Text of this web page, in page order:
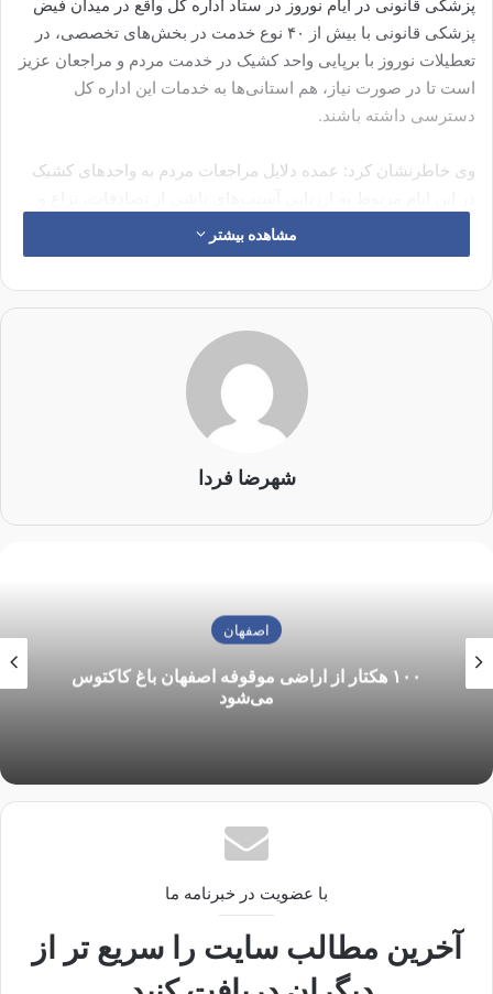
پزشکی قانونی در ایام نوروز در ستاد اداره کل واقع در میدان فیض
پزشکی قانونی با بیش از ۴۰ نوع خدمت در بخش‌های تخصصی، در
تعطیلات نوروز با برپایی واحد کشیک در خدمت مردم و مراجعان عزیز
است تا در صورت نیاز، هم استانی‌ها به خدمات این اداره کل
دسترسی داشته باشند.
وی خاطرنشان کرد: عمده دلایل مراجعات مردم به واحدهای کشیک
درگیری و همچنین موارد مرگ‌های غیرطبیعی است که امیدواریم در
نوروز امسال با کاهش حوادث مختلف از جمله تصادفات رانندگی
مدیرکل پزشکی قانونی استان اصفهان اضافه کرد: ساعت فعالیت
پزشکی قانونی استان در روزهای تعطیل ایام نوروز از ساعت هشت
مشاهده بیشتر
شهرضا فردا
اصفهان
۱۰۰ هکتار از اراضی موقوفه اصفهان باغ کاکتوس
می‌شود
با عضویت در خبرنامه ما
آخرین مطالب سایت را سریع تر از